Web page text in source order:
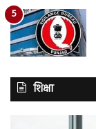
शिक्षा